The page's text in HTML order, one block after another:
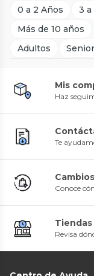
0 a 2 Años 3 a
Más de 10 años
Adultos
Mis
Haz
Te
Conoce
Revisa